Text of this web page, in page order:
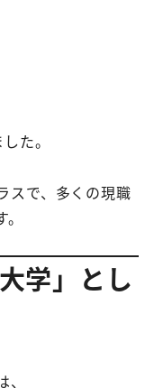
た。
スで、多くの現職
学」とし